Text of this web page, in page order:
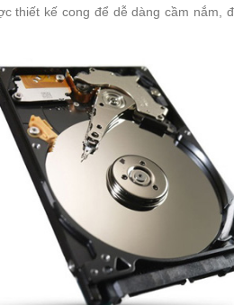
thiết kế cong để dễ dàng cầm nắm,